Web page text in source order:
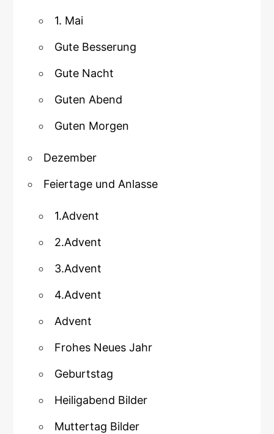
1. Mai
Gute Besserung
Gute Nacht
Guten Abend
Guten Morgen
Dezember
Feiertage und Anlasse
1.Advent
2.Advent
3.Advent
4.Advent
Advent
Frohes Neues Jahr
Geburtstag
Heiligabend Bilder
Muttertag Bilder